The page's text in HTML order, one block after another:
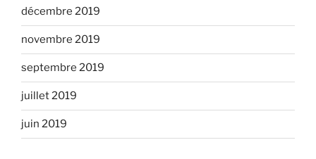
décembre 2019
novembre 2019
septembre 2019
juillet 2019
juin 2019